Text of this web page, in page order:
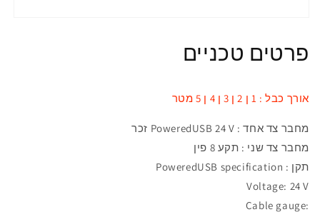
פרטים טכניים
אורך כבל : 1 ן 2 ן 3 ן 4 ן 5 מטר
מחבר צד אחד : PoweredUSB 24 V זכר
מחבר צד שני : תקע 8 פין
תקן :
PoweredUSB specification
Voltage: 24 V
Cable gauge: